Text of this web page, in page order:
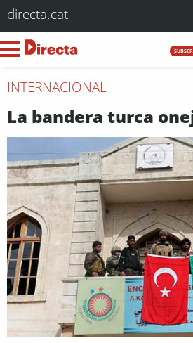
directa.cat
INTERNACIONAL
La bandera turca